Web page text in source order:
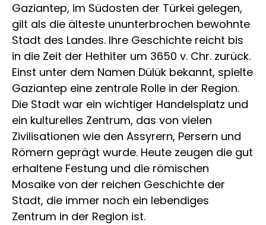
Gaziantep, im Südosten der Türkei gelegen,
gilt als die älteste ununterbrochen bewohnte
Stadt des Landes. Ihre Geschichte reicht bis
in die Zeit der Hethiter um 3650 v. Chr. zurück.
Einst unter dem Namen Dülük bekannt, spielte
Gaziantep eine zentrale Rolle in der Region.
Die Stadt war ein wichtiger Handelsplatz und
ein kulturelles Zentrum, das von vielen
Zivilisationen wie den Assyrern, Persern und
Römern geprägt wurde. Heute zeugen die gut
erhaltene Festung und die römischen
Mosaike von der reichen Geschichte der
Stadt, die immer noch ein lebendiges
Zentrum in der Region ist.